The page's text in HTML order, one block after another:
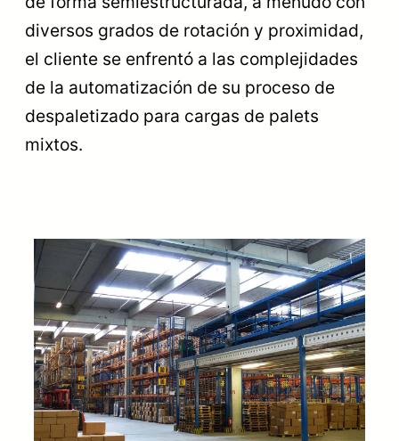
diversos grados de rotación y proximidad,
el cliente se enfrentó a las complejidades
de la automatización de su proceso de
despaletizado para cargas de palets
mixtos.